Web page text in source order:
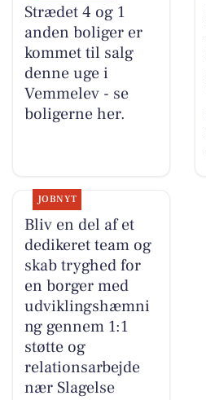
Strædet 4 og 1
anden boliger er
kommet til salg
denne uge i
Vemmelev - se
boligerne her.
JOBNYT
Bliv en del af et
dedikeret team og
skab tryghed for
en borger med
udviklingshæmni
ng gennem 1:1
støtte og
relationsarbejde
nær Slagelse